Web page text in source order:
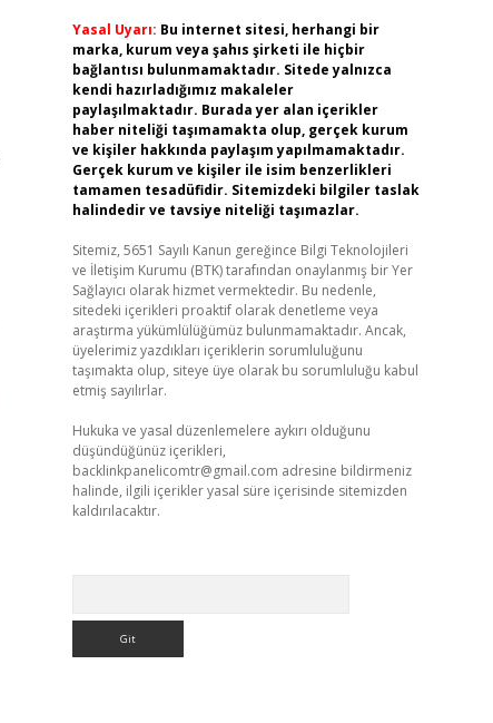
Yasal Uyarı: Bu internet sitesi, herhangi bir
marka, kurum veya şahıs şirketi ile hiçbir
bağlantısı bulunmamaktadır. Sitede yalnızca
kendi hazırladığımız makaleler
paylaşılmaktadır. Burada yer alan içerikler
haber niteliği taşımamakta olup, gerçek kurum
ve kişiler hakkında paylaşım yapılmamaktadır.
Gerçek kurum ve kişiler ile isim benzerlikleri
tamamen tesadüfidir. Sitemizdeki bilgiler taslak
halindedir ve tavsiye niteliği taşımazlar.
Sitemiz, 5651 Sayılı Kanun gereğince Bilgi Teknolojileri
ve İletişim Kurumu (BTK) tarafından onaylanmış bir Yer
Sağlayıcı olarak hizmet vermektedir. Bu nedenle,
sitedeki içerikleri proaktif olarak denetleme veya
araştırma yükümlülüğümüz bulunmamaktadır. Ancak,
üyelerimiz yazdıkları içeriklerin sorumluluğunu
taşımakta olup, siteye üye olarak bu sorumluluğu kabul
etmiş sayılırlar.
Hukuka ve yasal düzenlemelere aykırı olduğunu
düşündüğünüz içerikleri,
backlinkpanelicomtr@gmail.com adresine bildirmeniz
halinde, ilgili içerikler yasal süre içerisinde sitemizden
kaldırılacaktır.